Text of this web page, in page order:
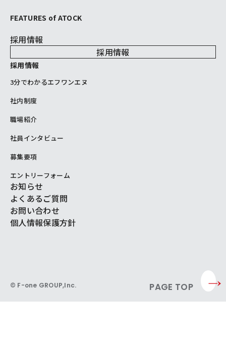
FEATURES of ATOCK
採用情報
採用情報
採用情報
3分でわかるエフワンエヌ
社内制度
職場紹介
社員インタビュー
募集要項
エントリーフォーム
お知らせ
よくあるご質問
お問い合わせ
個人情報保護方針
© F-one GROUP,Inc. PAGE TOP